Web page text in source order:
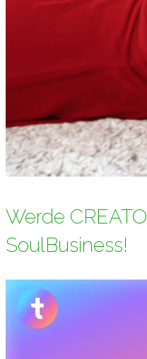
Werde
SoulBusiness!